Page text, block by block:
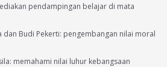
pendampingan belajar di mata
dan Budi Pekerti: pengembangan nilai moral
memahami nilai luhur kebangsaan